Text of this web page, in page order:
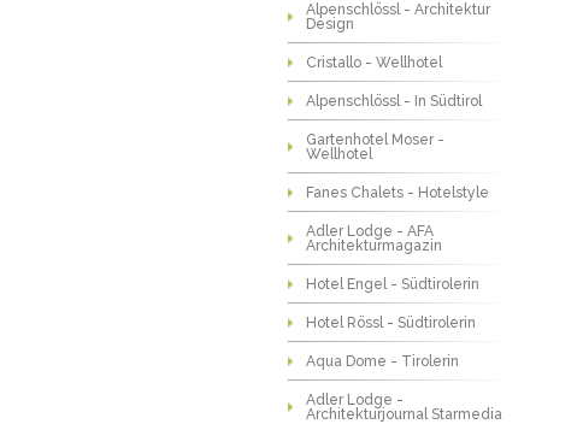
Alpenschlössl - Architektur
Design
Cristallo - Wellhotel
Alpenschlössl - In Südtirol
Gartenhotel Moser -
Wellhotel
Fanes Chalets - Hotelstyle
Adler Lodge - AFA
Architekturmagazin
Hotel Engel - Südtirolerin
Hotel Rössl - Südtirolerin
Aqua Dome - Tirolerin
Adler Lodge -
Architekturjournal Starmedia